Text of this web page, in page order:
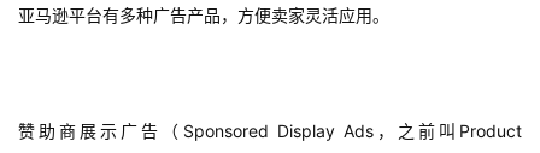
亚马逊平台有多种广告产品，方便卖家灵活应用。
赞助商展示广告（Sponsored Display Ads，之前叫Product